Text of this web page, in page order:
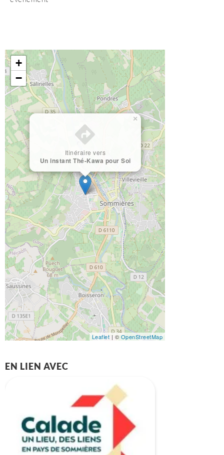
Itinéraire vers
Un instant Thé-Kawa pour Soi
×
+
−
Leaflet | © OpenStreetMap
EN LIEN AVEC